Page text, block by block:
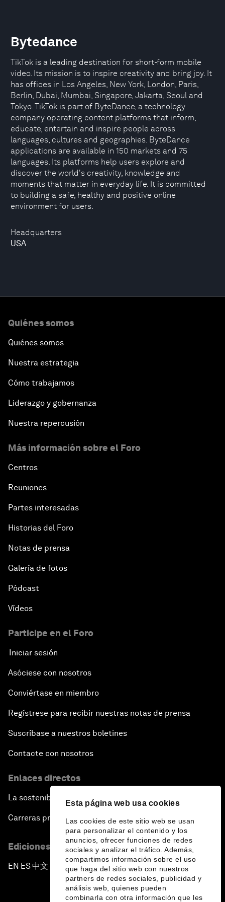
Esta página web usa cookies
Las cookies de este sitio web se usan
para personalizar el contenido y los
anuncios, ofrecer funciones de redes
sociales y analizar el tráfico. Además,
compartimos información sobre el uso
que haga del sitio web con nuestros
partners de redes sociales, publicidad y
análisis web, quienes pueden
combinarla con otra información que les
Headquarters
USA
Bytedance
TikTok is a leading destination for short-form mobile
video. Its mission is to inspire creativity and bring joy. It
has offices in Los Angeles, New York, London, Paris,
Berlin, Dubai, Mumbai, Singapore, Jakarta, Seoul and
Tokyo. TikTok is part of ByteDance, a technology
company operating content platforms that inform,
educate, entertain and inspire people across
languages, cultures and geographies. ByteDance
applications are available in 150 markets and 75
languages. Its platforms help users explore and
discover the world's creativity, knowledge and
moments that matter in everyday life. It is committed
to building a safe, healthy and positive online
environment for users.
Quiénes somos
Quiénes somos
Nuestra estrategia
Cómo trabajamos
Liderazgo y gobernanza
Nuestra repercusión
Más información sobre el Foro
Centros
Reuniones
Partes interesadas
Historias del Foro
Notas de prensa
Galería de fotos
Pódcast
Vídeos
Participe en el Foro
Iniciar sesión
Asóciese con nosotros
Conviértase en miembro
Regístrese para recibir nuestras notas de prensa
Suscríbase a nuestros boletines
Contacte con nosotros
Enlaces directos
La sostenibilidad en el Foro
Carreras profesionales
Ediciones en otros idiomas
EN ▪ES▪中文▪ 日本語